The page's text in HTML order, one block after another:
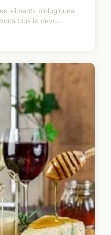
aliments biologiques
tous le devo...